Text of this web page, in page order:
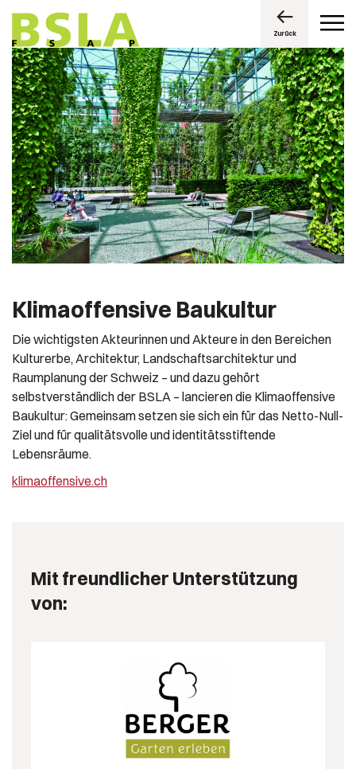
Zurück
Klimaoffensive Baukultur
Die wichtigsten Akteurinnen und Akteure in den Bereichen
Kulturerbe, Architektur, Landschaftsarchitektur und
Raumplanung der Schweiz – und dazu gehört
selbstverständlich der BSLA – lancieren die Klimaoffensive
Baukultur: Gemeinsam setzen sie sich ein für das Netto-Null-
Ziel und für qualitätsvolle und identitätsstiftende
Lebensräume.
klimaoffensive.ch
Mit freundlicher Unterstützung
von: